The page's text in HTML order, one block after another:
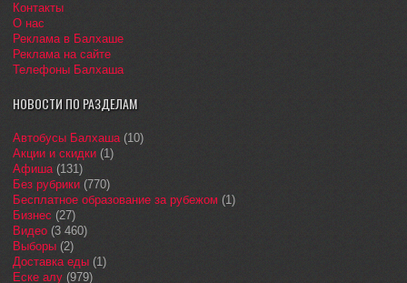
Контакты
О нас
Реклама в Балхаше
Реклама на сайте
Телефоны Балхаша
НОВОСТИ ПО РАЗДЕЛАМ
Автобусы Балхаша(10)
Акции и скидки (1)
Афиша(131)
Без рубрики (770)
Бесплатное образование за рубежом (1)
Бизнес (27)
Видео (3 460)
Выборы (2)
Доставка еды (1)
Еске алу (979)